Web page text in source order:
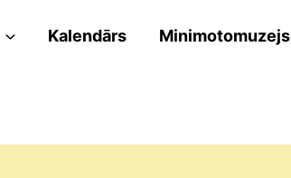
Kalendārs Minimotomuzejs